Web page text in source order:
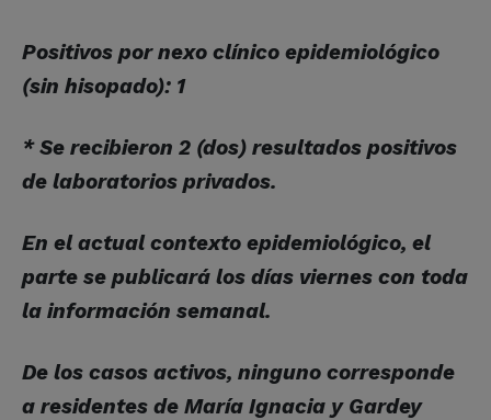
Positivos por nexo clínico epidemiológico
(sin hisopado): 1
* Se recibieron 2 (dos) resultados positivos
de laboratorios privados.
En el actual contexto epidemiológico, el
parte se publicará los días viernes con toda
la información semanal.
De los casos activos, ninguno corresponde
a residentes de María Ignacia y Gardey